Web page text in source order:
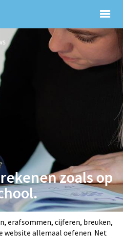
zoals op
erafsommen, cijferen, breuken,
website allemaal oefenen. Net